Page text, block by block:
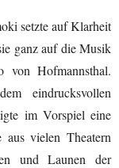
setzte auf Klarheit
ganz auf die Musik
von Hofmannsthal.
eindrucksvollen
im Vorspiel eine
aus vielen Theatern
und Launen der